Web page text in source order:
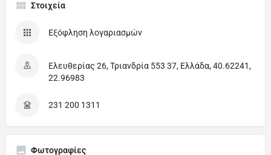
Στοιχεία
Εξόφληση λογαριασμών
Ελευθερίας 26, Τριανδρία 553 37, Ελλάδα, 40.62241,
22.96983
231 200 1311
Φωτογραφίες